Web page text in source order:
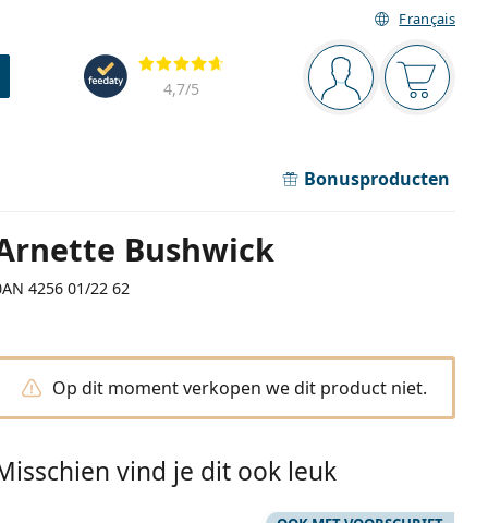
Français
Navigatie
Je bent ingelogd
Jouw
Beoordelingen
4,7/5
Bonusproducten
Bushwick
4256 01/22 62
Op dit moment verkopen we dit product niet.
vind je dit ook leuk